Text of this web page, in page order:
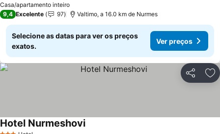
Casa/apartamento inteiro
9,4 Excelente 97 Valtimo, a 16.0 km de Nurmes
Selecione as datas para ver os preços
exatos.
Ver preços
Partilhar
Hotel Nurmeshovi